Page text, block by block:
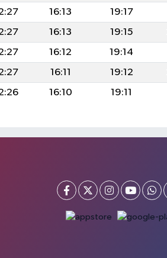
16:13 19:17
16:13 19:15
16:12 19:14
16:11 19:12
16:10 19:11